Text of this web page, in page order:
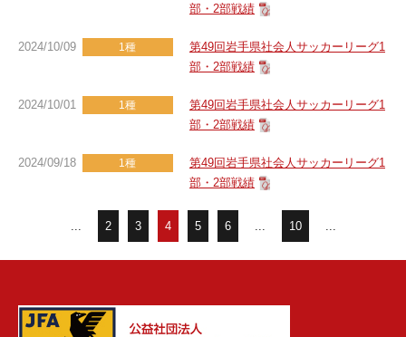
部・2部戦績
2024/10/09 1種
第49回岩手県社会人サッカーリーグ1
部・2部戦績
2024/10/01 1種
第49回岩手県社会人サッカーリーグ1
部・2部戦績
2024/09/18 1種
第49回岩手県社会人サッカーリーグ1
部・2部戦績
2 3 4 5 6 10